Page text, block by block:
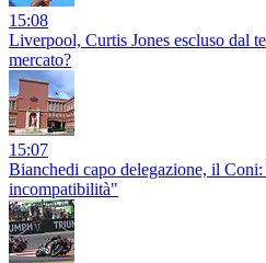
15:08
Liverpool, Curtis Jones escluso dal
mercato?
15:07
Bianchedi capo delegazione, il
incompatibilità"